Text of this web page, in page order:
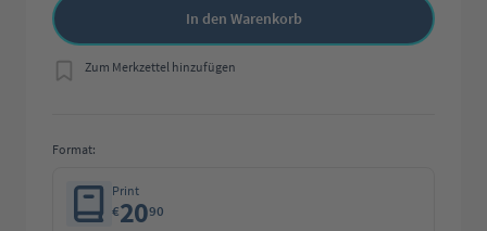
In den Warenkorb
Zum Merkzettel hinzufügen
Format:
Print
€2090